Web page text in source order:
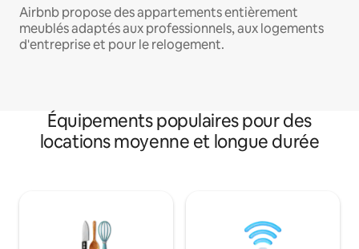
Airbnb propose des appartements entièrement
meublés adaptés aux professionnels, aux logements
d'entreprise et pour le relogement.
Équipements populaires pour des
locations moyenne et longue durée